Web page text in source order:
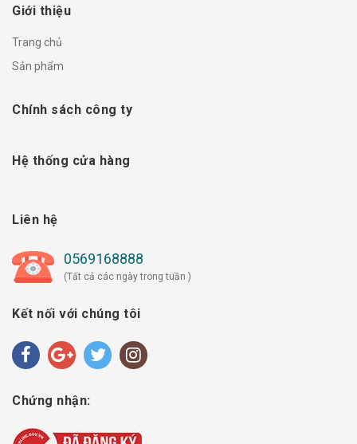
Giới thiệu
Trang chủ
Sản phẩm
Chính sách công ty
Hệ thống cửa hàng
Liên hệ
0569168888
(Tất cả các ngày trong tuần )
Kết nối với chúng tôi
Chứng nhận: